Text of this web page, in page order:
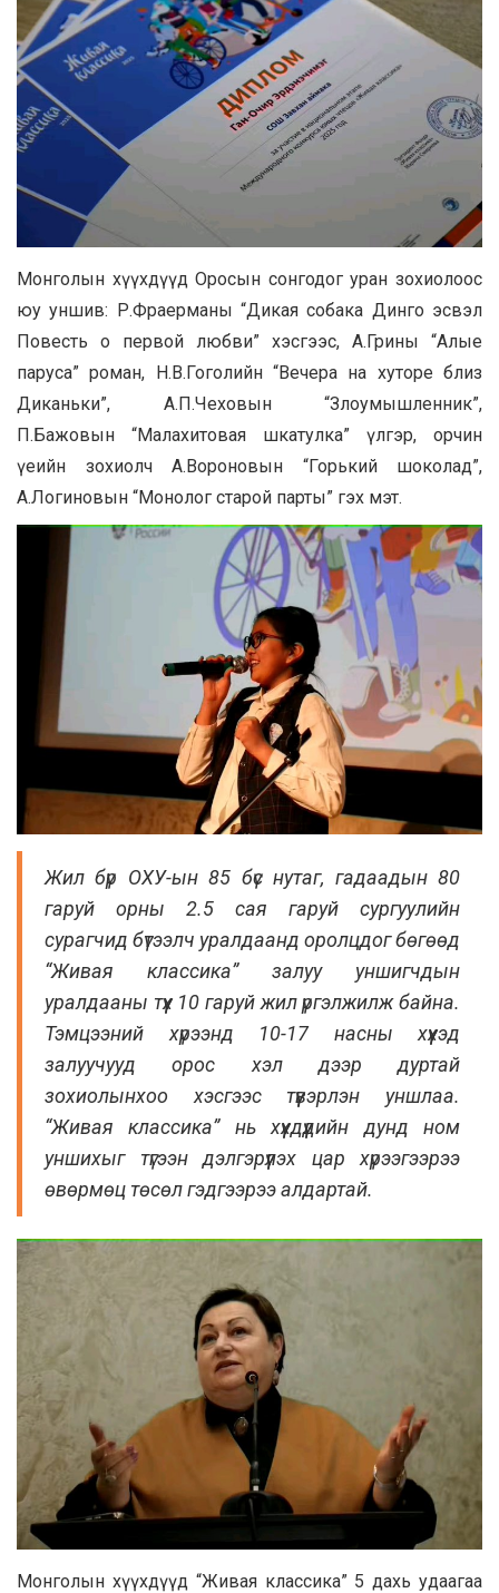
Монголын хүүхдүүд Оросын сонгодог уран зохиолоос
юу уншив: Р.Фраерманы “Дикая собака Динго эсвэл
Повесть о первой любви” хэсгээс, А.Грины “Алые
паруса” роман, Н.В.Гоголийн “Вечера на хуторе близ
Диканьки”, А.П.Чеховын “Злоумышленник”,
П.Бажовын “Малахитовая шкатулка” үлгэр, орчин
үеийн зохиолч А.Вороновын “Горький шоколад”,
А.Логиновын “Монолог старой парты” гэх мэт.
Жил бүр ОХУ-ын 85 бүс нутаг, гадаадын 80
гаруй орны 2.5 сая гаруй сургуулийн
сурагчид бүтээлч уралдаанд оролцдог бөгөөд
“Живая классика” залуу уншигчдын
уралдааны түүх 10 гаруй жил үргэлжилж байна.
Тэмцээний хүрээнд 10-17 насны хүүхэд
залуучууд орос хэл дээр дуртай
зохиолынхоо хэсгээс түүвэрлэн уншлаа.
“Живая классика” нь хүүхдүүдийн дунд ном
уншихыг түгээн дэлгэрүүлэх цар хүрээгээрээ
өвөрмөц төсөл гэдгээрээ алдартай.
Монголын хүүхдүүд “Живая классика” 5 дахь удаагаа